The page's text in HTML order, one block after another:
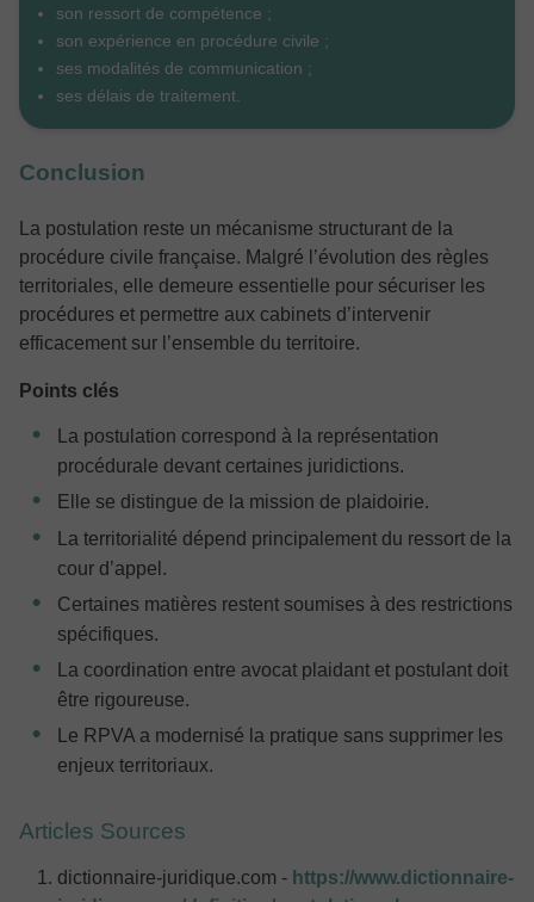
son ressort de compétence ;
son expérience en procédure civile ;
ses modalités de communication ;
ses délais de traitement.
Conclusion
La postulation reste un mécanisme structurant de la
procédure civile française. Malgré l’évolution des règles
territoriales, elle demeure essentielle pour sécuriser les
procédures et permettre aux cabinets d’intervenir
efficacement sur l’ensemble du territoire.
Points clés
La postulation correspond à la représentation
procédurale devant certaines juridictions.
Elle se distingue de la mission de plaidoirie.
La territorialité dépend principalement du ressort de la
cour d’appel.
Certaines matières restent soumises à des restrictions
spécifiques.
La coordination entre avocat plaidant et postulant doit
être rigoureuse.
Le RPVA a modernisé la pratique sans supprimer les
enjeux territoriaux.
Articles Sources
dictionnaire-juridique.com - https://www.dictionnaire-